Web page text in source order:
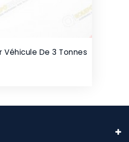
Véhicule De 3 Tonnes